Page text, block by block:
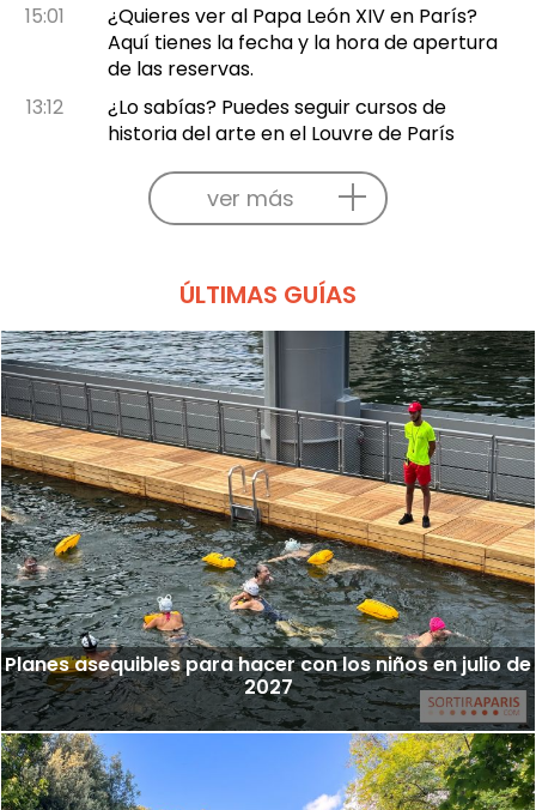
15:01
¿Quieres ver al Papa León XIV en París?
Aquí tienes la fecha y la hora de apertura
de las reservas.
13:12
¿Lo sabías? Puedes seguir cursos de
historia del arte en el Louvre de París
ver más
ÚLTIMAS GUÍAS
Planes asequibles para hacer con los niños en julio de
2027